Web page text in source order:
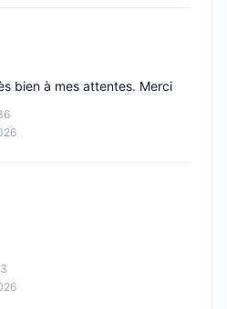
bien à mes attentes. Merci